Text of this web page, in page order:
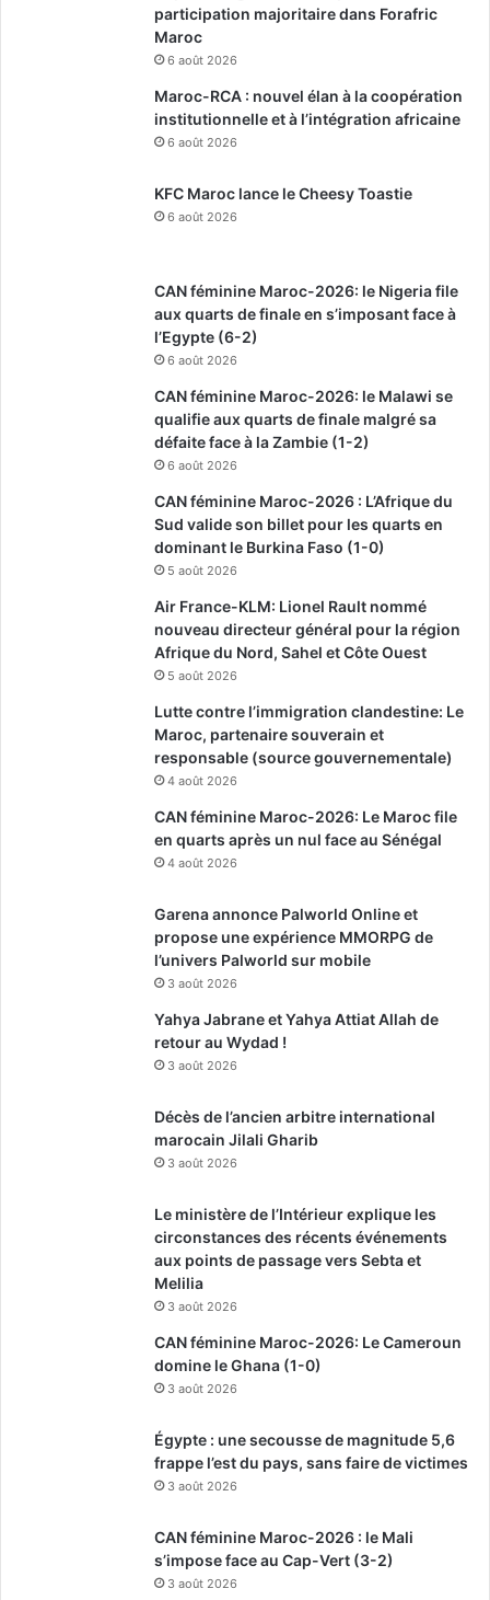
participation majoritaire dans Forafric
Maroc
6 août 2026
Maroc-RCA : nouvel élan à la coopération
institutionnelle et à l’intégration africaine
6 août 2026
KFC Maroc lance le Cheesy Toastie
6 août 2026
CAN féminine Maroc-2026: le Nigeria file
aux quarts de finale en s’imposant face à
l’Egypte (6-2)
6 août 2026
CAN féminine Maroc-2026: le Malawi se
qualifie aux quarts de finale malgré sa
défaite face à la Zambie (1-2)
6 août 2026
CAN féminine Maroc-2026 : L’Afrique du
Sud valide son billet pour les quarts en
dominant le Burkina Faso (1-0)
5 août 2026
Air France-KLM: Lionel Rault nommé
nouveau directeur général pour la région
Afrique du Nord, Sahel et Côte Ouest
5 août 2026
Lutte contre l’immigration clandestine: Le
Maroc, partenaire souverain et
responsable (source gouvernementale)
4 août 2026
CAN féminine Maroc-2026: Le Maroc file
en quarts après un nul face au Sénégal
4 août 2026
Garena annonce Palworld Online et
propose une expérience MMORPG de
l’univers Palworld sur mobile
3 août 2026
Yahya Jabrane et Yahya Attiat Allah de
retour au Wydad !
3 août 2026
Décès de l’ancien arbitre international
marocain Jilali Gharib
3 août 2026
Le ministère de l’Intérieur explique les
circonstances des récents événements
aux points de passage vers Sebta et
Melilia
3 août 2026
CAN féminine Maroc-2026: Le Cameroun
domine le Ghana (1-0)
3 août 2026
Égypte : une secousse de magnitude 5,6
frappe l’est du pays, sans faire de victimes
3 août 2026
CAN féminine Maroc-2026 : le Mali
s’impose face au Cap-Vert (3-2)
3 août 2026